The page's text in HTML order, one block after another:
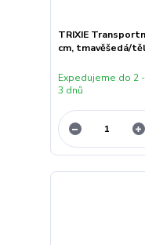
TRIXIE
cm, tmavěšedá/
Expedujeme do 2 -
3 dnů